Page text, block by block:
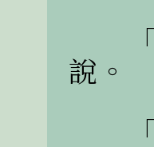
「
說。
「